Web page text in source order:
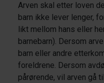
Arven skal etter loven
barn ikke lever lenger,
likt mellom hans eller
barnebarn). Dersom
barn eller andre
foreldrene. Dersom
pårørende, vil arven gå